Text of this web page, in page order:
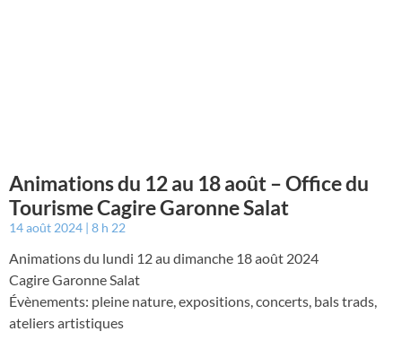
Animations du 12 au 18 août – Office du
Tourisme Cagire Garonne Salat
14 août 2024 8 h 22
Animations du lundi 12 au dimanche 18 août 2024
Cagire Garonne Salat
Évènements: pleine nature, expositions, concerts, bals trads,
ateliers artistiques